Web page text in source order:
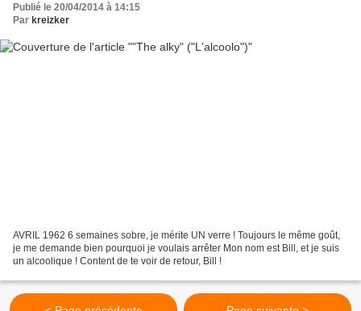
Publié le 20/04/2014 à 14:15
Par kreizker
AVRIL 1962 6 semaines sobre, je mérite UN verre ! Toujours le même goût,
je me demande bien pourquoi je voulais arrêter Mon nom est Bill, et je suis
un alcoolique ! Content de te voir de retour, Bill !